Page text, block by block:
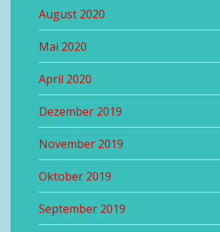
August 2020
Mai 2020
April 2020
Dezember 2019
November 2019
Oktober 2019
September 2019